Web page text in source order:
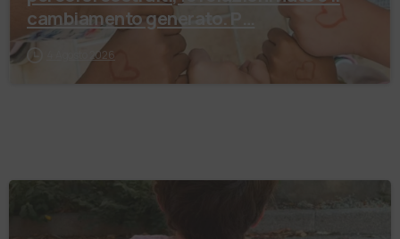
4 Agosto 2026